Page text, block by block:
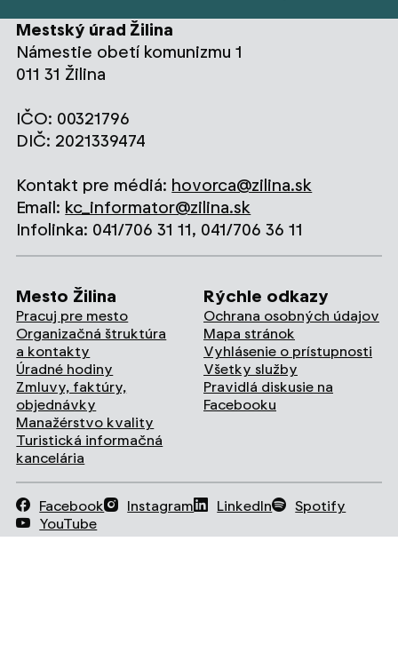
Mestský úrad Žilina
Námestie obetí komunizmu 1
011 31 Žilina
IČO: 00321796
DIČ: 2021339474
Kontakt pre médiá: hovorca@zilina.sk
Email: kc_informator@zilina.sk
Infolinka: 041/706 31 11, 041/706 36 11
Mesto Žilina
Pracuj pre mesto
Organizačná štruktúra
a kontakty
Úradné hodiny
Zmluvy, faktúry,
objednávky
Manažérstvo kvality
Turistická informačná
kancelária
Rýchle odkazy
Ochrana osobných údajov
Mapa stránok
Vyhlásenie o prístupnosti
Všetky služby
Pravidlá diskusie na
Facebooku
Facebook Instagram LinkedIn
Spotify
YouTube